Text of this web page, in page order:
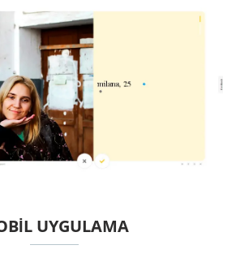
UYGULAMA